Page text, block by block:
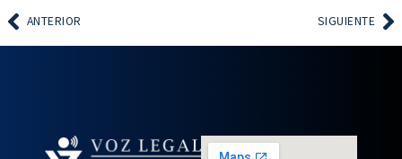
ANTERIOR SIGUIENTE